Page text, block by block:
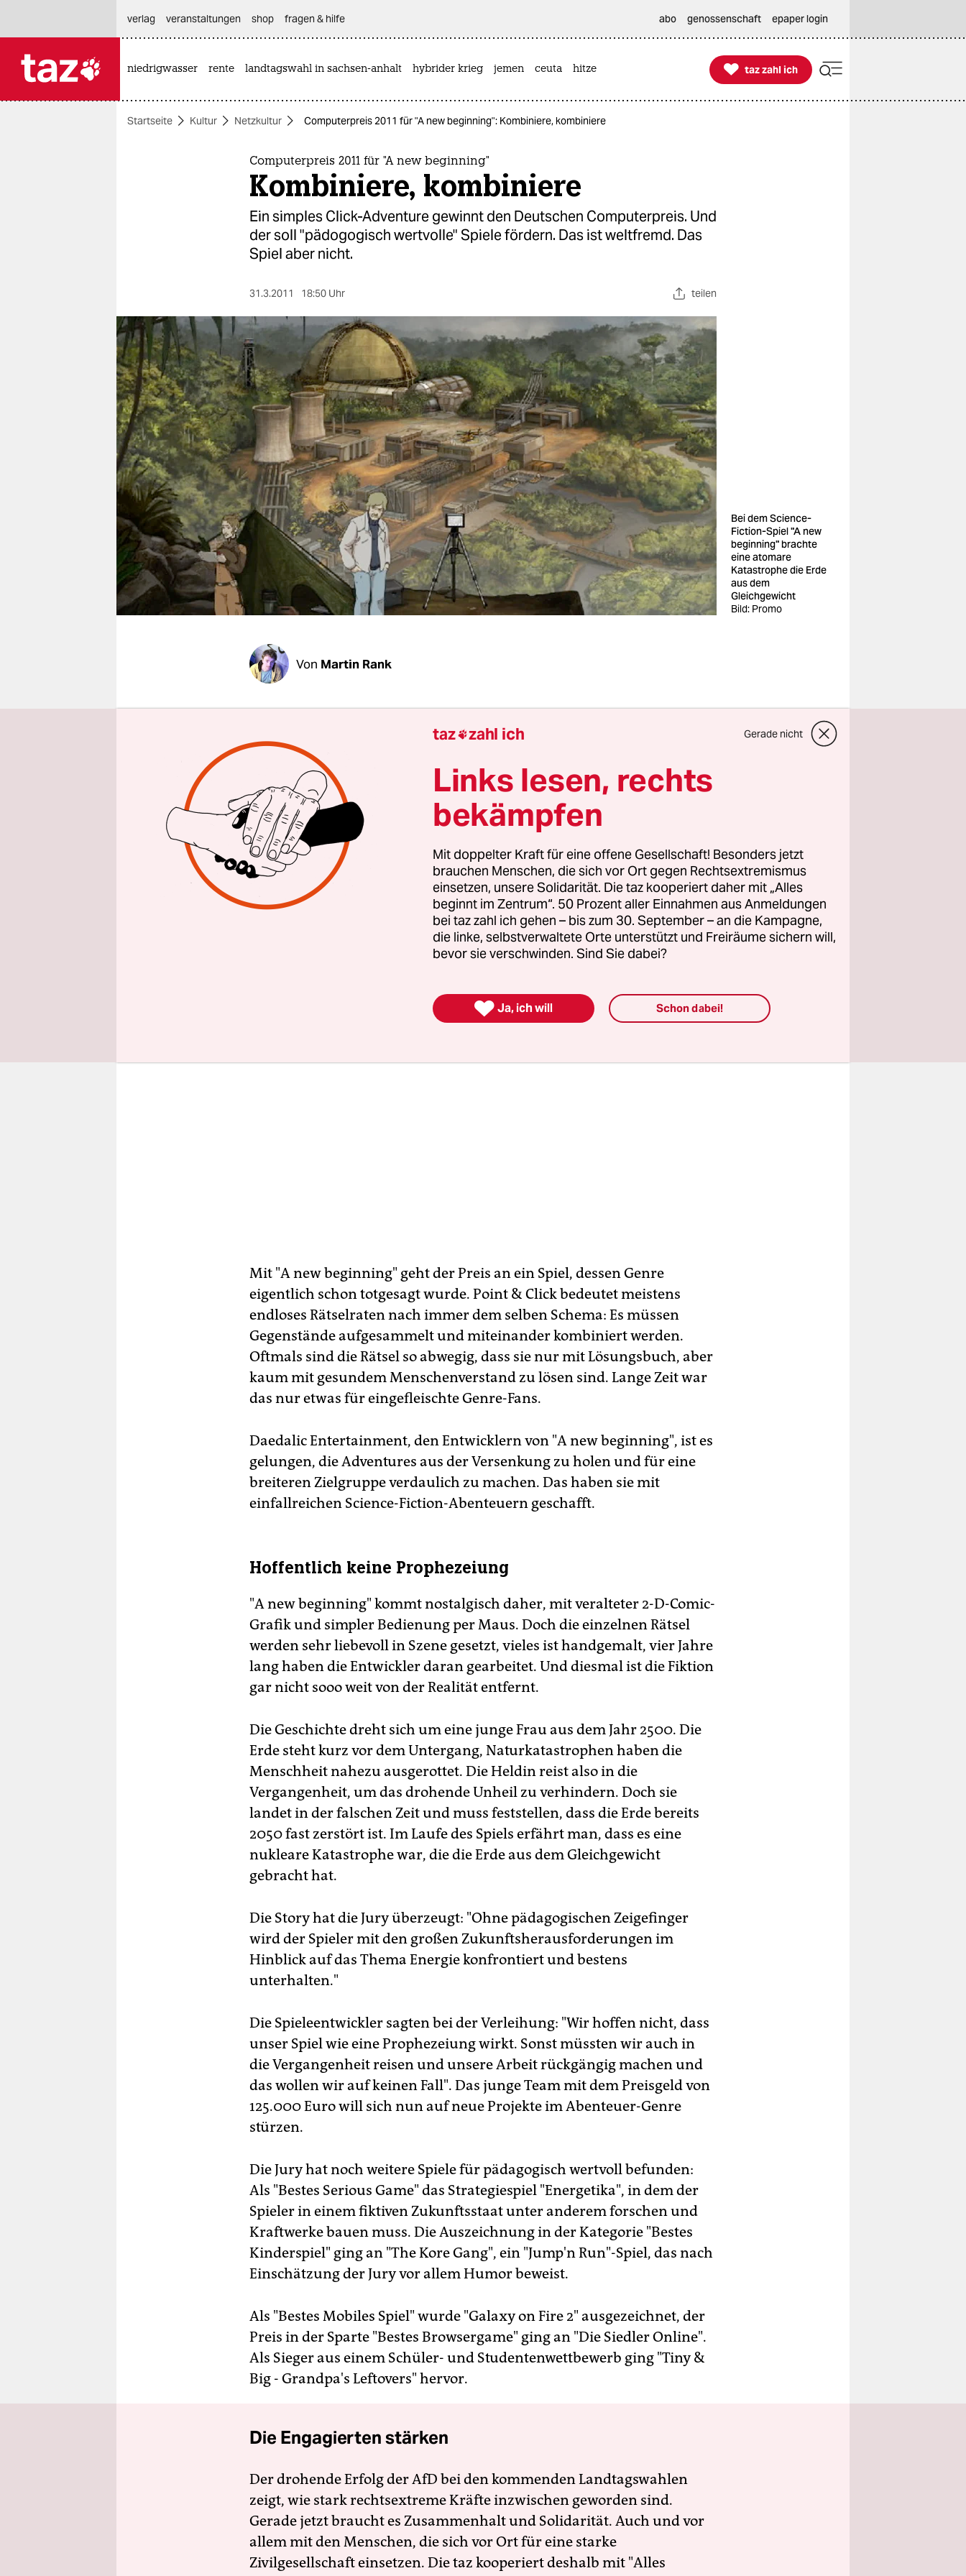
themen
berlin
nord
wahrheit
verlag
verlag
veranstaltungen
shop
fragen & hilfe
unterstützen
abo
genossenschaft
verlag
veranstaltungen shop fragen & hilfe abo genossenschaft epaper login
niedrigwasser rente landtagswahl in sachsen-anhalt hybrider krieg jemen ceuta hitze 
taz zahl ich
taz zahl ich
Startseite Kultur Netzkultur Computerpreis 2011 für "A new beginning": Kombiniere, kombiniere
Computerpreis 2011 für "A new beginning"
Kombiniere, kombiniere
Ein simples Click-Adventure gewinnt den Deutschen Computerpreis. Und
der soll "pädogogisch wertvolle" Spiele fördern. Das ist weltfremd. Das
Spiel aber nicht.
31.3.2011 18:50 Uhr teilen
Bei dem Science-
Fiction-Spiel "A new
beginning" brachte
eine atomare
Katastrophe die Erde
aus dem
Gleichgewicht
Bild: Promo
Von Martin Rank
Computerspielpreis 2011 geht an das Point & Click-Adventure "A new
beginning" - ein Spiel, in dem es darum geht, die Erde vor dem
Klimakollaps zu bewahren. Die Jury-Entscheidung ist nicht wirklich
überraschend. Denn mit dem von der Bundesregierung geschaffenen
Preis sollen "pädagogisch wertvolle" Spiele ausgezeichnet werden.
Es ist ziemlich anmaßend und weltfremd, darüber zu entscheiden, was
ein pädagogisch wertvolles Spiel sein soll. Darum erntete der 2009
geschaffene Preis in der Vergangenheit immer wieder berechtigte
Kritik, unter anderem von den Grünen. Doch trotz der schrägen
Preisverleihung lohnt es sich, einen Blick auf das ausgezeichnete Spiel
Mit "A new beginning" geht der Preis an ein Spiel, dessen Genre
eigentlich schon totgesagt wurde. Point & Click bedeutet meistens
endloses Rätselraten nach immer dem selben Schema: Es müssen
Gegenstände aufgesammelt und miteinander kombiniert werden.
Oftmals sind die Rätsel so abwegig, dass sie nur mit Lösungsbuch, aber
kaum mit gesundem Menschenverstand zu lösen sind. Lange Zeit war
das nur etwas für eingefleischte Genre-Fans.
Daedalic Entertainment, den Entwicklern von "A new beginning", ist es
gelungen, die Adventures aus der Versenkung zu holen und für eine
breiteren Zielgruppe verdaulich zu machen. Das haben sie mit
einfallreichen Science-Fiction-Abenteuern geschafft.
Hoffentlich keine Prophezeiung
"A new beginning" kommt nostalgisch daher, mit veralteter 2-D-Comic-
Grafik und simpler Bedienung per Maus. Doch die einzelnen Rätsel
werden sehr liebevoll in Szene gesetzt, vieles ist handgemalt, vier Jahre
lang haben die Entwickler daran gearbeitet. Und diesmal ist die Fiktion
gar nicht sooo weit von der Realität entfernt.
Die Geschichte dreht sich um eine junge Frau aus dem Jahr 2500. Die
Erde steht kurz vor dem Untergang, Naturkatastrophen haben die
Menschheit nahezu ausgerottet. Die Heldin reist also in die
Vergangenheit, um das drohende Unheil zu verhindern. Doch sie
landet in der falschen Zeit und muss feststellen, dass die Erde bereits
2050 fast zerstört ist. Im Laufe des Spiels erfährt man, dass es eine
nukleare Katastrophe war, die die Erde aus dem Gleichgewicht
gebracht hat.
Die Story hat die Jury überzeugt: "Ohne pädagogischen Zeigefinger
wird der Spieler mit den großen Zukunftsherausforderungen im
Hinblick auf das Thema Energie konfrontiert und bestens
unterhalten."
Die Spieleentwickler sagten bei der Verleihung: "Wir hoffen nicht, dass
unser Spiel wie eine Prophezeiung wirkt. Sonst müssten wir auch in
die Vergangenheit reisen und unsere Arbeit rückgängig machen und
das wollen wir auf keinen Fall". Das junge Team mit dem Preisgeld von
125.000 Euro will sich nun auf neue Projekte im Abenteuer-Genre
stürzen.
Die Jury hat noch weitere Spiele für pädagogisch wertvoll befunden:
Als "Bestes Serious Game" das Strategiespiel "Energetika", in dem der
Spieler in einem fiktiven Zukunftsstaat unter anderem forschen und
Kraftwerke bauen muss. Die Auszeichnung in der Kategorie "Bestes
Kinderspiel" ging an "The Kore Gang", ein "Jump'n Run"-Spiel, das nach
Einschätzung der Jury vor allem Humor beweist.
Als "Bestes Mobiles Spiel" wurde "Galaxy on Fire 2" ausgezeichnet, der
Preis in der Sparte "Bestes Browsergame" ging an "Die Siedler Online".
Als Sieger aus einem Schüler- und Studentenwettbewerb ging "Tiny &
Big - Grandpa's Leftovers" hervor.
Die Engagierten stärken
Der drohende Erfolg der AfD bei den kommenden Landtagswahlen
zeigt, wie stark rechtsextreme Kräfte inzwischen geworden sind.
Gerade jetzt braucht es Zusammenhalt und Solidarität. Auch und vor
allem mit den Menschen, die sich vor Ort für eine starke
Zivilgesellschaft einsetzen. Die taz kooperiert deshalb mit "Alles
taz zahl ich Gerade nicht
Links lesen, rechts
bekämpfen
Mit doppelter Kraft für eine offene Gesellschaft! Besonders jetzt
brauchen Menschen, die sich vor Ort gegen Rechtsextremismus
einsetzen, unsere Solidarität. Die taz kooperiert daher mit „Alles
beginnt im Zentrum“. 50 Prozent aller Einnahmen aus Anmeldungen
bei taz zahl ich gehen – bis zum 30. September – an die Kampagne,
die linke, selbstverwaltete Orte unterstützt und Freiräume sichern will,
bevor sie verschwinden. Sind Sie dabei?
 Ja, ich will Schon dabei!